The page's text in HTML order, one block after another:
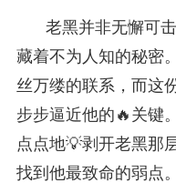
老黑并非无懈可
藏着不为人知的秘密
丝万缕的联系，而这
步步逼近他的🔥关键
点点地💡剥开老黑那
找到他最致命的弱点